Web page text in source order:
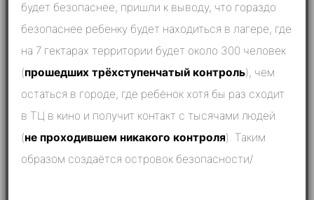
будет безопаснее, пришли к выводу, что гораздо
безопаснее ребенку будет находиться в лагере, где
на 7 гектарах территории будет около 300 человек
(прошедших трёхступенчатый контроль), чем
остаться в городе, где ребёнок хотя бы раз сходит
в ТЦ в кино и получит контакт с тысячами людей
(не проходившем никакого контроля). Таким
образом создаётся островок безопасности/